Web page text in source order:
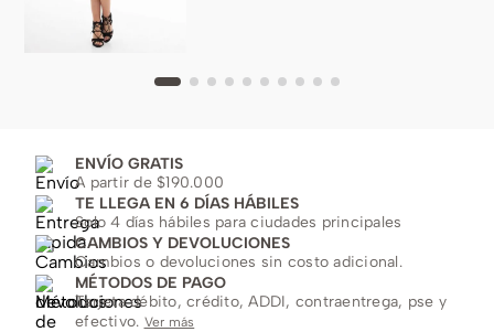
ENVÍO GRATIS
A partir de $190.000
TE LLEGA EN 6 DÍAS HÁBILES
Solo 4 días hábiles para ciudades principales
CAMBIOS Y DEVOLUCIONES
Cambios o devoluciones sin costo adicional.
MÉTODOS DE PAGO
Tarjeta débito, crédito, ADDI, contraentrega, pse y
efectivo. Ver más